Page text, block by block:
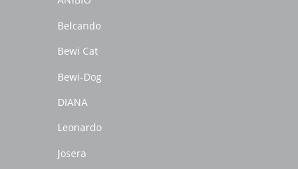
Belcando
Bewi Cat
Bewi-Dog
DIANA
Leonardo
Josera